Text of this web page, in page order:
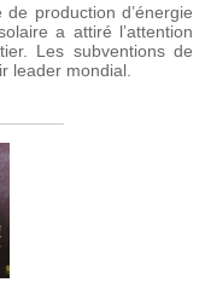
production d’énergie
a attiré l’attention
Les subventions de
leader mondial.